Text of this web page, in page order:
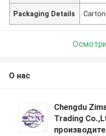
Packaging Details
О нас
Chengdu
Trading